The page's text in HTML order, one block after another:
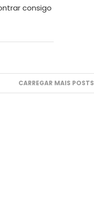
consigo
CARREGAR MAIS POSTS